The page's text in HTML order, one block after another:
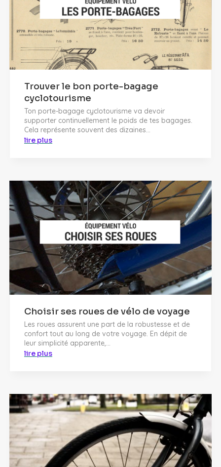
Trouver le bon porte-bagage
cyclotourisme
Ton porte-bagage cyclotourisme va devoir
supporter continuellement le poids de tes bagages.
Cela représente souvent des dizaines...
lire plus
Choisir ses roues de vélo de voyage
Les roues assurent une part de la robustesse et de
confort tout au long de votre voyage. En dépit de
leur simplicité apparente,...
lire plus